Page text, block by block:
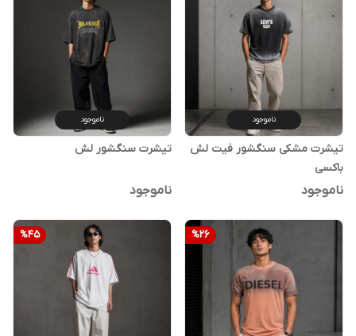
ناموجود
تیشرت مشکی سنگشور فیت لش
باکسی
ناموجود
ناموجود
تیشرت سنگشور لش
ناموجود
%26
%45